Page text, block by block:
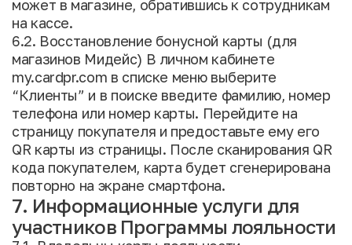
может в магазине, обратившись к сотрудникам
на кассе.
6.2. Восстановление бонусной карты (для
магазинов Мидейс) В личном кабинете
my.cardpr.com в списке меню выберите
“Клиенты” и в поиске введите фамилию, номер
телефона или номер карты. Перейдите на
страницу покупателя и предоставьте ему его
QR карты из страницы. После сканирования QR
кода покупателем, карта будет сгенерирована
повторно на экране смартфона.
7. Информационные услуги для
участников Программы лояльности